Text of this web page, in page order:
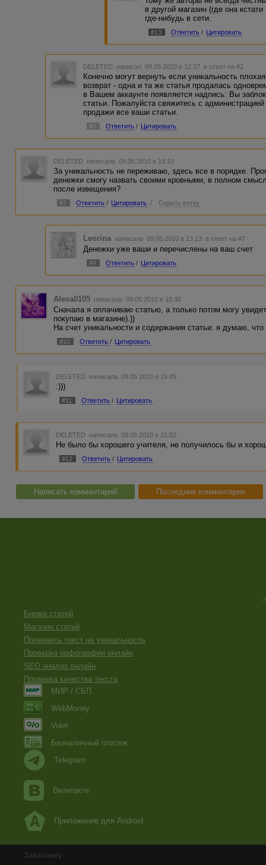
в другой магазин (где она
где-нибудь в сети.
#13 Ответить / Цитировать
DELETED написал 09.05.2010 в 12:37 в ответ на #2
Конечно могут вернуть если уникальность
возврат - одна и та же статья продалась
в Вашем аккаунте появляется надпись: Вы
статьи. Пожалуйста свяжитесь с
продажи все ваши статьи.
#5 Ответить / Цитировать
DELETED написала 09.05.2010 в 13:10
За уникальность не переживаю, здесь все в порядке.
денежки смогу назвать своими кровными, в полном
после извещения?
#7 Ответить / Цитировать / Скрыть ветку
Leorina написала 09.05.2010 в 13:13 в ответ на #7
Денежки уже ваши и перечислены на ваш счет
#9 Ответить / Цитировать
Alexa0105 написала 09.05.2010 в 15:38
Сначала я оплачиваю статью, а только потом могу
покупаю в магазине).))
На счет уникальности и содержания статьи: я думаю,
#10 Ответить / Цитировать
DELETED написала 09.05.2010 в 15:45
:)))
#11 Ответить / Цитировать
DELETED написала 09.05.2010 в 15:52
Не было бы хорошего учителя, не получилось бы и
#12 Ответить / Цитировать
Написать комментарий Последние комментарии
Биржа статей
Магазин статей
Проверить текст на уникальность
Проверка орфографии онлайн
SEO анализ онлайн
Проверка качества текста
МИР / СБП
WebMoney
Volet
Безналичный платеж
Telegram
Вконтакте
Приложение для Android
Заказчику